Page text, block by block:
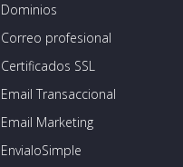
Dominios
Correo profesional
Certificados SSL
Email Transaccional
Email Marketing
EnvialoSimple